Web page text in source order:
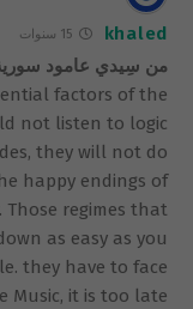
khaled 15 سنوات
من سِيدي عامود
factors of the
not listen to logic
they will not do
happy endings of
regimes that
as easy as you
they have to face
Music, it is too late.